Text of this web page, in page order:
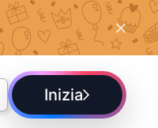
Inizia